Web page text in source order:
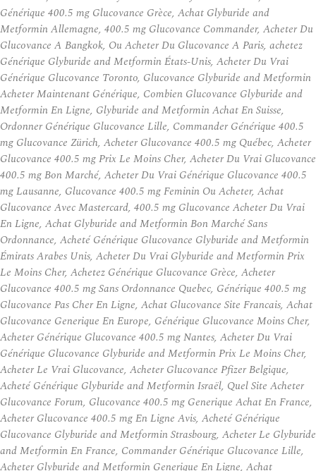
Générique 400.5 mg Glucovance Grèce, Achat Glyburide and
Metformin Allemagne, 400.5 mg Glucovance Commander, Acheter Du
Glucovance A Bangkok, Ou Acheter Du Glucovance A Paris, achetez
Générique Glyburide and Metformin États-Unis, Acheter Du Vrai
Générique Glucovance Toronto, Glucovance Glyburide and Metformin
Acheter Maintenant Générique, Combien Glucovance Glyburide and
Metformin En Ligne, Glyburide and Metformin Achat En Suisse,
Ordonner Générique Glucovance Lille, Commander Générique 400.5
mg Glucovance Zürich, Acheter Glucovance 400.5 mg Québec, Acheter
Glucovance 400.5 mg Prix Le Moins Cher, Acheter Du Vrai Glucovance
400.5 mg Bon Marché, Acheter Du Vrai Générique Glucovance 400.5
mg Lausanne, Glucovance 400.5 mg Feminin Ou Acheter, Achat
Glucovance Avec Mastercard, 400.5 mg Glucovance Acheter Du Vrai
En Ligne, Achat Glyburide and Metformin Bon Marché Sans
Ordonnance, Acheté Générique Glucovance Glyburide and Metformin
Émirats Arabes Unis, Acheter Du Vrai Glyburide and Metformin Prix
Le Moins Cher, Achetez Générique Glucovance Grèce, Acheter
Glucovance 400.5 mg Sans Ordonnance Quebec, Générique 400.5 mg
Glucovance Pas Cher En Ligne, Achat Glucovance Site Francais, Achat
Glucovance Generique En Europe, Générique Glucovance Moins Cher,
Acheter Générique Glucovance 400.5 mg Nantes, Acheter Du Vrai
Générique Glucovance Glyburide and Metformin Prix Le Moins Cher,
Acheter Le Vrai Glucovance, Acheter Glucovance Pfizer Belgique,
Acheté Générique Glyburide and Metformin Israël, Quel Site Acheter
Glucovance Forum, Glucovance 400.5 mg Generique Achat En France,
Acheter Glucovance 400.5 mg En Ligne Avis, Acheté Générique
Glucovance Glyburide and Metformin Strasbourg, Acheter Le Glyburide
and Metformin En France, Commander Générique Glucovance Lille,
Acheter Glyburide and Metformin Generique En Ligne, Achat